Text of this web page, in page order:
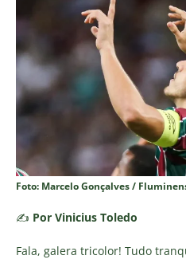
Foto: Marcelo Gonçalves /
✍️ Por Vinicius Toledo
Fala, galera tricolor! Tudo